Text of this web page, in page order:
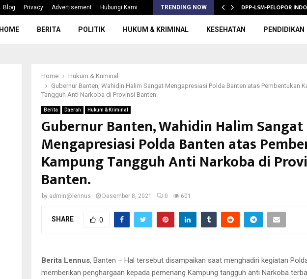
Blog Privacy Advertisement Hubungi Kami TRENDING NOW
SDN Karang Tengah 6 Gelar MPLS 2026/2027,… DPP-LSM-PELOPOR
HOME BERITA POLITIK HUKUM & KRIMINAL KESEHATAN PENDIDIKAN
Home
Hukum & Kriminal
Gubernur Banten, Wahidin Halim Sangat Mengapresiasi Polda Banten atas Pembentukan
Tangguh Anti Narkoba di Provinsi Banten.
Berita Daerah Hukum & Kriminal
Gubernur Banten, Wahidin Halim Sangat
Mengapresiasi Polda Banten atas
Kampung Tangguh Anti Narkoba di
Banten.
by admin@lennus Desember 8, 2021 0 601
SHARE 0
Berita Lennus, Banten – Hal tersebut disampaikan saat menghadiri kegiatan
memberikan penghargaan kepada pemenang Kampung tangguh anti Narkoba